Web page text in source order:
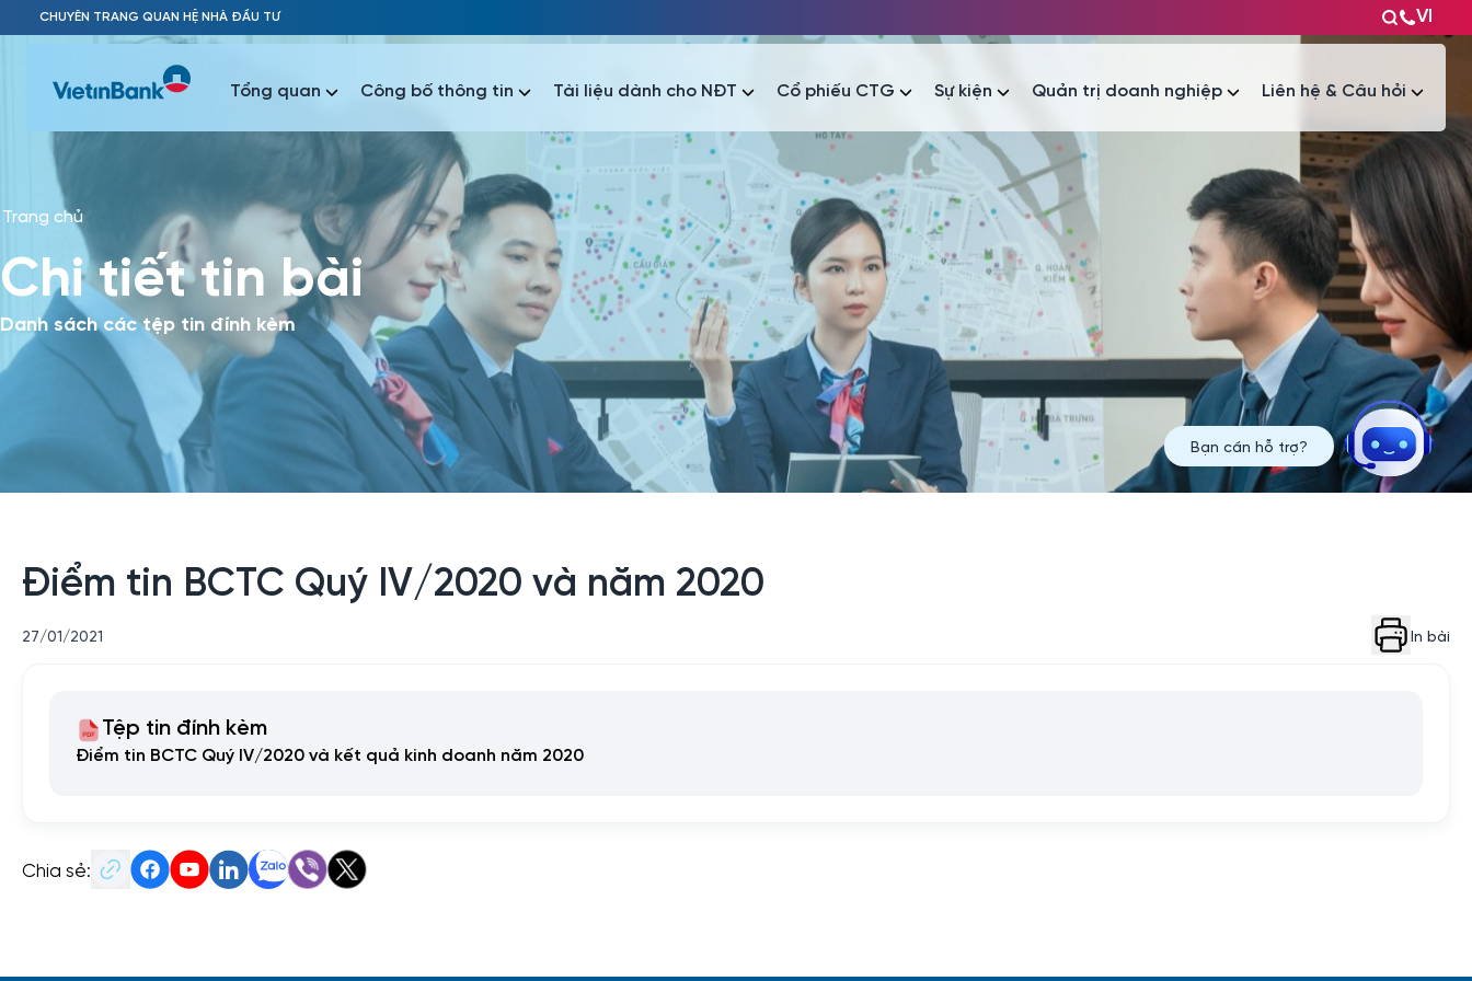
Skip to Main Content
CHUYÊN TRANG QUAN HỆ NHÀ ĐẦU TƯ VI
Phổ biến nhất
Báo cáo tài chính Thông tin giao dịch Công bố thông tin Sự kiện
Tổng quan Công bố thông tin Tài liệu dành cho NĐT Cổ phiếu CTG Sự kiện Quản trị doanh nghiệp Liên hệ & Câu hỏi
Phổ biến nhất
Báo cáo tài chính Thông tin giao dịch Công bố thông tin Sự kiện Tài liệu
Trang chủ
Chi tiết tin bài
Danh sách các tệp tin đính kèm
Điểm tin BCTC Quý IV/2020 và năm 2020
27/01/2021 In bài
Tệp tin đính kèm
Điểm tin BCTC Quý IV/2020 và kết quả kinh doanh năm 2020
Chia sẻ:
Bạn cần hỗ trợ?